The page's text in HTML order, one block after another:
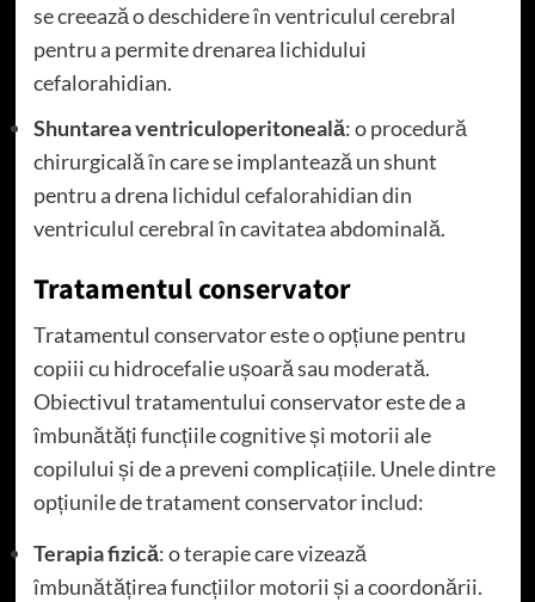
se creează o deschidere în ventriculul cerebral
pentru a permite drenarea lichidului
cefalorahidian.
Shuntarea ventriculoperitoneală: o procedură
chirurgicală în care se implantează un shunt
pentru a drena lichidul cefalorahidian din
ventriculul cerebral în cavitatea abdominală.
Tratamentul conservator
Tratamentul conservator este o opțiune pentru
copiii cu hidrocefalie ușoară sau moderată.
Obiectivul tratamentului conservator este de a
îmbunătăți funcțiile cognitive și motorii ale
copilului și de a preveni complicațiile. Unele dintre
opțiunile de tratament conservator includ:
Terapia fizică: o terapie care vizează
îmbunătățirea funcțiilor motorii și a coordonării.